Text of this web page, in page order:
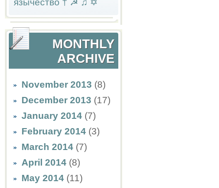
язычество † ☭ ♫ ✡
MONTHLY
ARCHIVE
November 2013 (8)
December 2013 (17)
January 2014 (7)
February 2014 (3)
March 2014 (7)
April 2014 (8)
May 2014 (11)